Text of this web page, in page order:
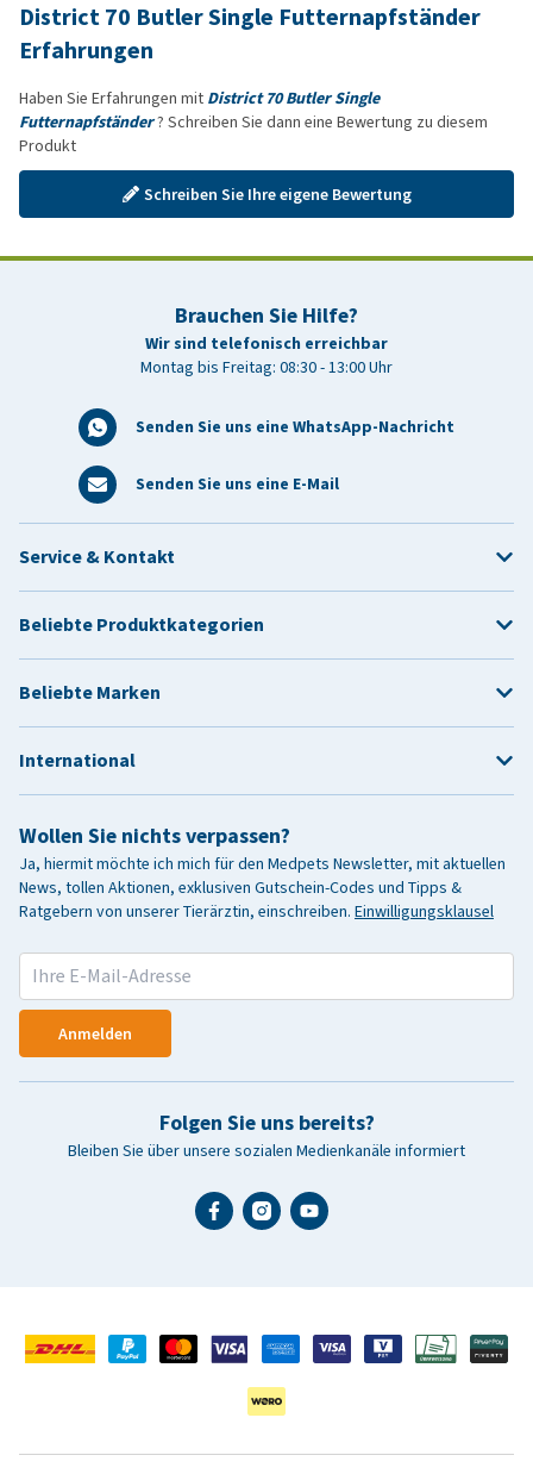
District 70 Butler Single Futternapfständer
Erfahrungen
Haben Sie Erfahrungen mit District 70 Butler Single
Futternapfständer? Schreiben Sie dann eine Bewertung zu diesem
Produkt
Schreiben Sie Ihre eigene Bewertung
Brauchen Sie Hilfe?
Wir sind telefonisch erreichbar
Montag bis Freitag: 08:30 - 13:00 Uhr
Senden Sie uns eine WhatsApp-Nachricht
Senden Sie uns eine E-Mail
Wollen Sie nichts verpassen?
Ja, hiermit möchte ich mich für den Medpets Newsletter, mit aktuellen
News, tollen Aktionen, exklusiven Gutschein-Codes und Tipps &
Ratgebern von unserer Tierärztin, einschreiben. Einwilligungsklausel
Anmelden
Folgen Sie uns bereits?
Bleiben Sie über unsere sozialen Medienkanäle informiert
Service & Kontakt
Beliebte Produktkategorien
Beliebte Marken
International